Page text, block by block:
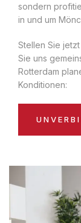
sondern
in und um
Stellen Sie
Sie uns
Rotterdam
Konditionen: